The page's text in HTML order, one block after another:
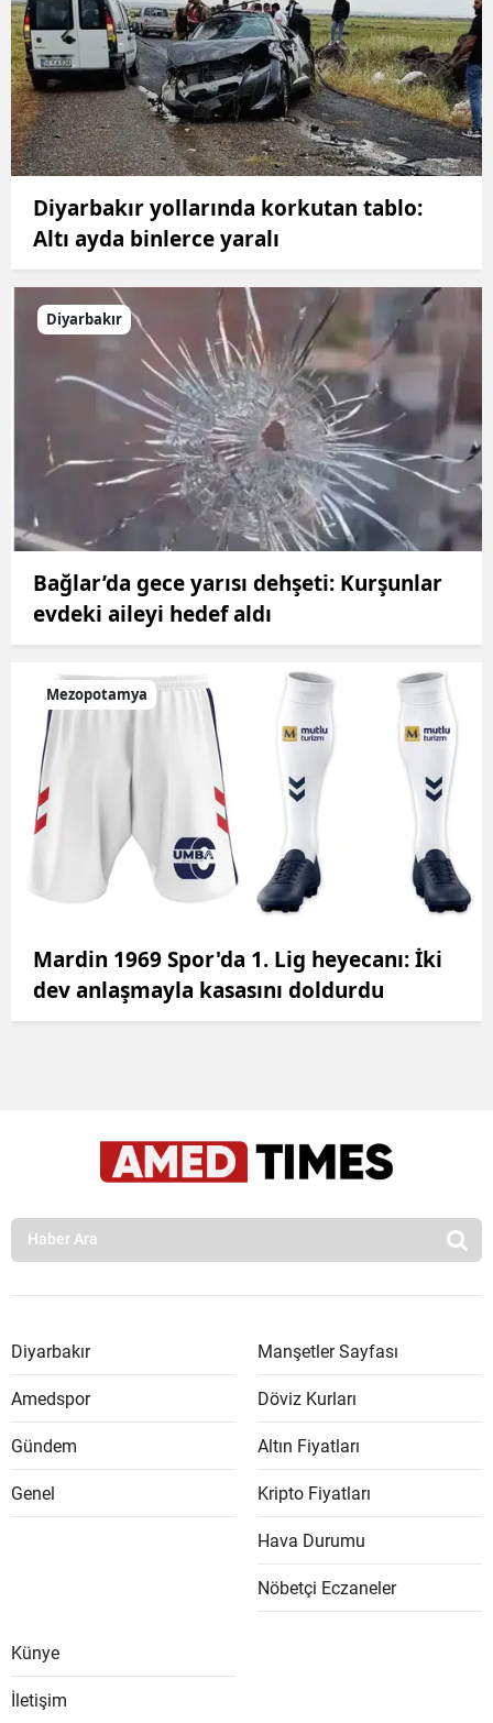
Diyarbakır yollarında korkutan tablo:
Altı ayda binlerce yaralı
Diyarbakır
Bağlar’da gece yarısı dehşeti: Kurşunlar
evdeki aileyi hedef aldı
Mezopotamya
Mardin 1969 Spor'da 1. Lig heyecanı: İki
dev anlaşmayla kasasını doldurdu
Diyarbakır
Amedspor
Gündem
Genel
Manşetler Sayfası
Döviz Kurları
Altın Fiyatları
Kripto Fiyatları
Hava Durumu
Nöbetçi Eczaneler
Künye
İletişim